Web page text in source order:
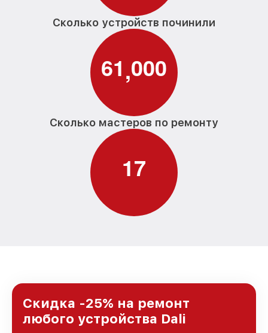
Сколько устройств починили
61,000
Сколько мастеров по ремонту
17
Скидка -25% на ремонт
любого устройства Dali